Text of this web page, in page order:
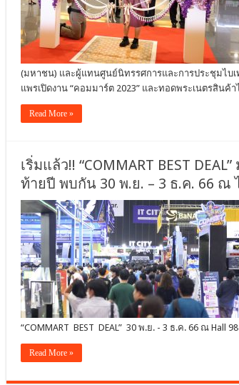
(มหาชน) และผู้แทนศูนย์นิทรรศการและการประชุมไบ
แพรเปิดงาน “คอมมาร์ต 2023” และทอดพระเนตรสิน
Read More »
เริ่มแล้ว!! “COMMART BEST
ท้ายปี พบกัน 30 พ.ย. – 3 ธ.ค. 66 ณ
“COMMART BEST DEAL” 30 พ.ย. - 3 ธ.ค. 66 ณ
Read More »